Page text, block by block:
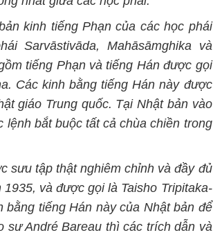
kinh tiếng Phạn của các học phái
Sarvāstivāda, Mahāsāmghika và
tiếng Phạn và tiếng Hán được gọi
Các kinh bằng tiếng Hán này được
giáo Trung quốc. Tại Nhật bản vào
lệnh bắt buộc tất cả chùa chiền trong
sưu tập thật nghiêm chỉnh và đầy đủ
và được gọi là Taisho Tripitaka-
tiếng Hán này của Nhật bản để
sư André Bareau thì các trích dẫn và